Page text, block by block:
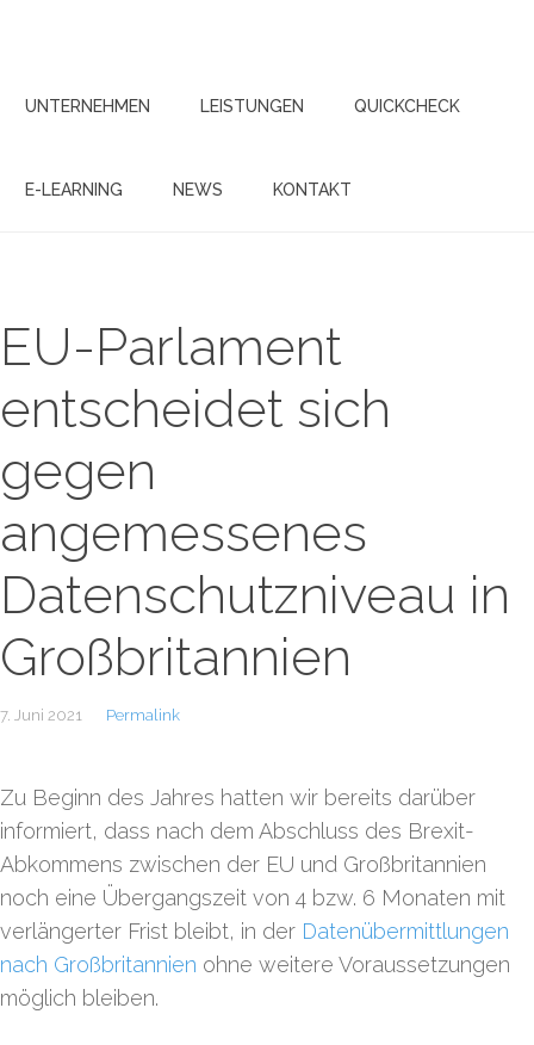
UNTERNEHMEN LEISTUNGEN QUICKCHECK
E-LEARNING NEWS KONTAKT
EU-Parlament
entscheidet sich
gegen
angemessenes
Datenschutzniveau in
Großbritannien
7. Juni 2021 Permalink
Zu Beginn des Jahres hatten wir bereits darüber
informiert, dass nach dem Abschluss des Brexit-
Abkommens zwischen der EU und Großbritannien
noch eine Übergangszeit von 4 bzw. 6 Monaten mit
verlängerter Frist bleibt, in der Datenübermittlungen
nach Großbritannien ohne weitere Voraussetzungen
möglich bleiben.